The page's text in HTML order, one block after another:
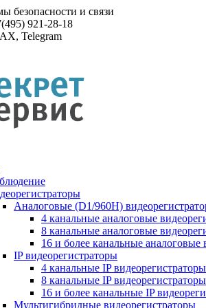
безопасности и связи
921-28-18
Telegram
Аналоговые (D1/960H)
4 канальные аналоговые
8 канальные аналоговые
16 и более канальные аналоговые
IP видеорегистраторы
4 канальные IP видеорегистраторы
8 канальные IP видеорегистраторы
16 и более канальные IP
Мультигибридные видеорегистраторы